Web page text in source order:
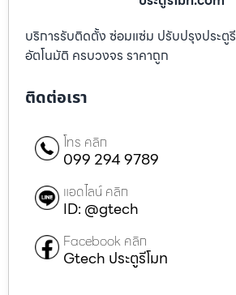
บริการรับติดตั้ง ซ่อมแซ่ม ปรับปรุงประตู
อัตโนมัติ ครบวงจร ราคาถูก
ติดต่อเรา
โทร คลิก
099 294 9789
แอดไลน์ คลิก
ID: @gtech
Facebook คลิก
Gtech ประตูรีโมท